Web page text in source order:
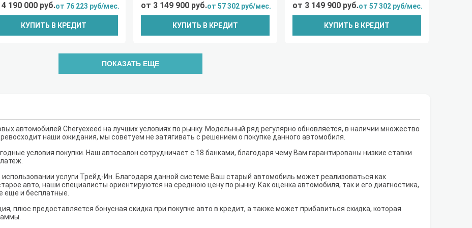
190 000 руб.от 76 223 руб/мес.
КУПИТЬ В КРЕДИТ
от 3 149 900 руб.от 57 302 руб/мес.
КУПИТЬ В КРЕДИТ
от 3 149 900 руб.от 57 302 руб/мес.
КУПИТЬ В КРЕДИТ
ПОКАЗАТЬ ЕЩЕ
автомобилей Cheryexeed на лучших условиях по рынку. Модельный ряд регулярно обновляется, в наличии множество
наши ожидания, мы советуем не затягивать с решением о покупке данного автомобиля.
условия покупки. Наш автосалон сотрудничает с 18 банками, благодаря чему Вам гарантированы низкие ставки
услуги Трейд-Ин. Благодаря данной системе Ваш старый автомобиль может реализоваться как
авто, наши специалисты ориентируются на среднюю цену по рынку. Как оценка автомобиля, так и его диагностика,
еще и бесплатные.
плюс предоставляется бонусная скидка при покупке авто в кредит, а также может прибавиться скидка, которая